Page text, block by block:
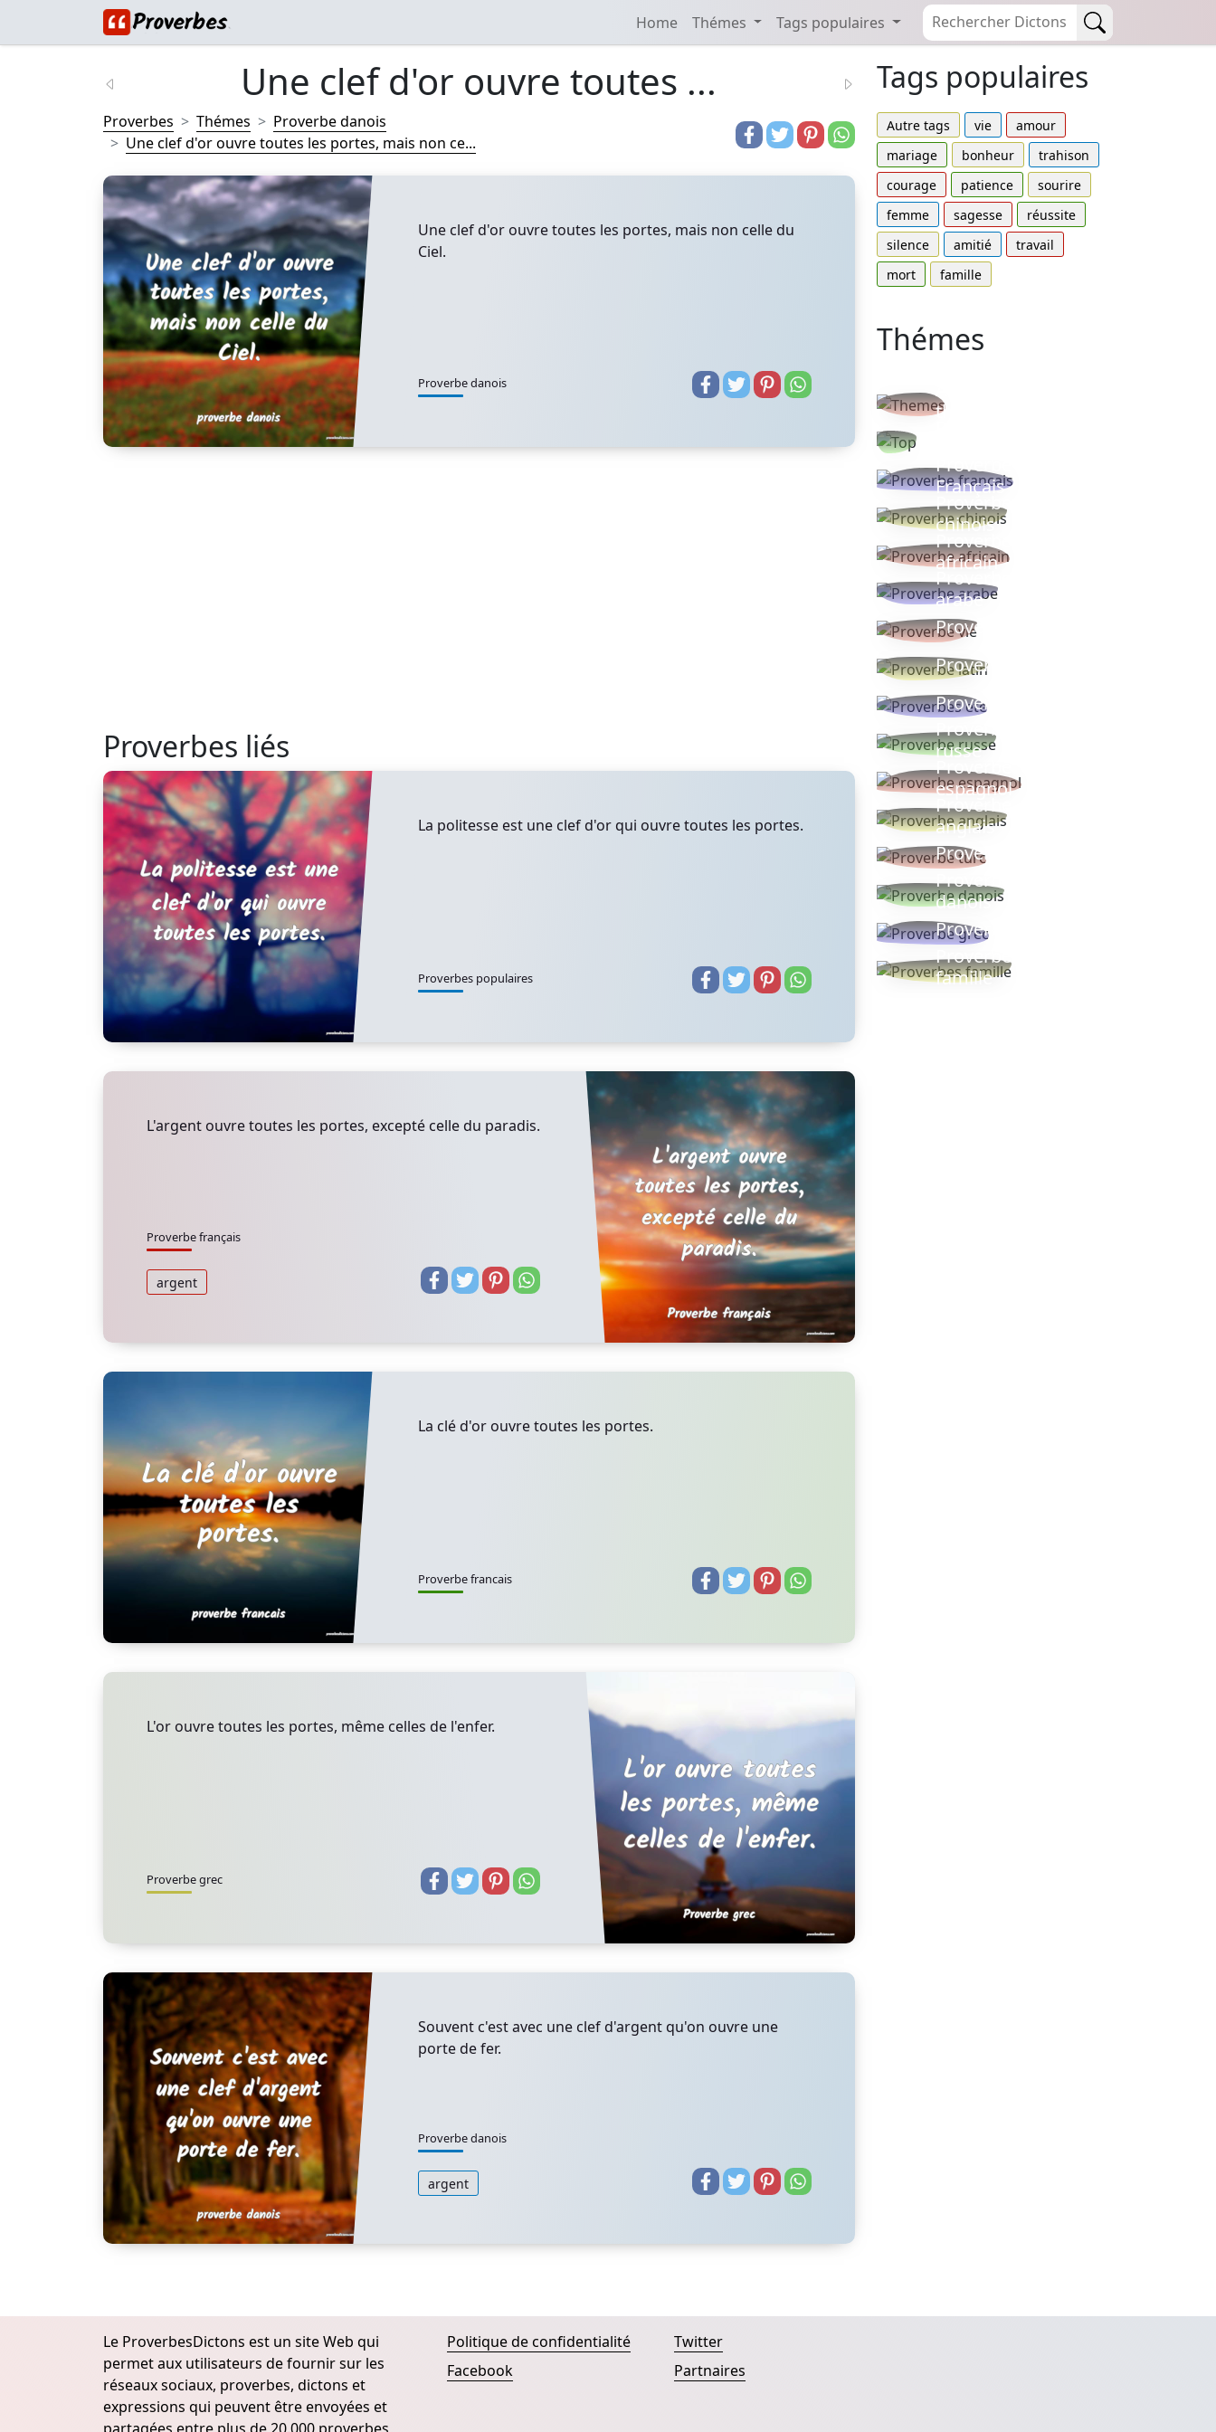
Home Thémes Tags populaires
Une clef d'or ouvre toutes ...
Proverbes Thémes
Proverbe danois
Une clef d'or ouvre toutes les portes, mais non ce...
Une clef d'or ouvre toutes les portes, mais non celle du
Ciel.
Proverbe danois
Proverbes liés
La politesse est une clef d'or qui ouvre toutes les portes.
Proverbes populaires
L'argent ouvre toutes les portes, excepté celle du paradis.
Proverbe français
argent
La clé d'or ouvre toutes les portes.
Proverbe francais
L'or ouvre toutes les portes, même celles de l'enfer.
Proverbe grec
Souvent c'est avec une clef d'argent qu'on ouvre une
porte de fer.
Proverbe danois
argent
Tags populaires
Autre tags vie
amour
mariage
bonheur
trahison
courage
patience
sourire
femme
sagesse
réussite
silence
amitié
travail
mort
famille
Thémes
thèmes
Proverbe
Français
Proverbe
chinois
Proverbe
africain
Proverbe
arabe
Proverbe vie
Proverbe latin
Proverbes ete
Proverbe
russe
Proverbe
espagnol
Proverbe
anglais
Proverbe turc
Proverbe
danois
Proverbe grec
Proverbes
famille
Le ProverbesDictons est un site Web qui
permet aux utilisateurs de fournir sur les
réseaux sociaux, proverbes, dictons et
expressions qui peuvent être envoyées et
Politique de confidentialité
Facebook
Twitter
Partnaires